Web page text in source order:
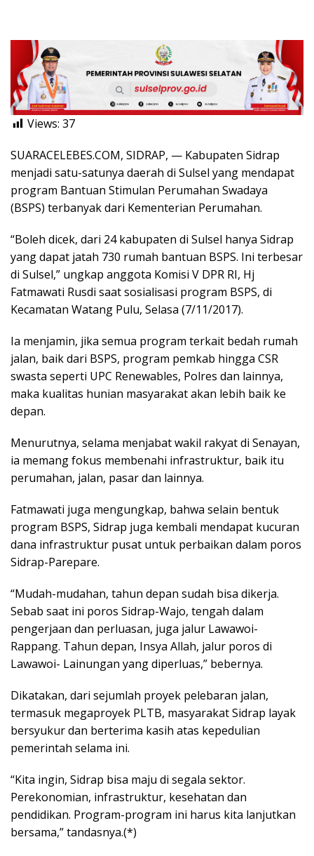
Views: 37
SUARACELEBES.COM, SIDRAP, — Kabupaten Sidrap
menjadi satu-satunya daerah di Sulsel yang mendapat
program Bantuan Stimulan Perumahan Swadaya
(BSPS) terbanyak dari Kementerian Perumahan.
“Boleh dicek, dari 24 kabupaten di Sulsel hanya Sidrap
yang dapat jatah 730 rumah bantuan BSPS. Ini terbesar
di Sulsel,” ungkap anggota Komisi V DPR RI, Hj
Fatmawati Rusdi saat sosialisasi program BSPS, di
Kecamatan Watang Pulu, Selasa (7/11/2017).
Ia menjamin, jika semua program terkait bedah rumah
jalan, baik dari BSPS, program pemkab hingga CSR
swasta seperti UPC Renewables, Polres dan lainnya,
maka kualitas hunian masyarakat akan lebih baik ke
depan.
Menurutnya, selama menjabat wakil rakyat di Senayan,
ia memang fokus membenahi infrastruktur, baik itu
perumahan, jalan, pasar dan lainnya.
Fatmawati juga mengungkap, bahwa selain bentuk
program BSPS, Sidrap juga kembali mendapat kucuran
dana infrastruktur pusat untuk perbaikan dalam poros
Sidrap-Parepare.
“Mudah-mudahan, tahun depan sudah bisa dikerja.
Sebab saat ini poros Sidrap-Wajo, tengah dalam
pengerjaan dan perluasan, juga jalur Lawawoi-
Rappang. Tahun depan, Insya Allah, jalur poros di
Lawawoi- Lainungan yang diperluas,” bebernya.
Dikatakan, dari sejumlah proyek pelebaran jalan,
termasuk megaproyek PLTB, masyarakat Sidrap layak
bersyukur dan berterima kasih atas kepedulian
pemerintah selama ini.
“Kita ingin, Sidrap bisa maju di segala sektor.
Perekonomian, infrastruktur, kesehatan dan
pendidikan. Program-program ini harus kita lanjutkan
bersama,” tandasnya.(*)